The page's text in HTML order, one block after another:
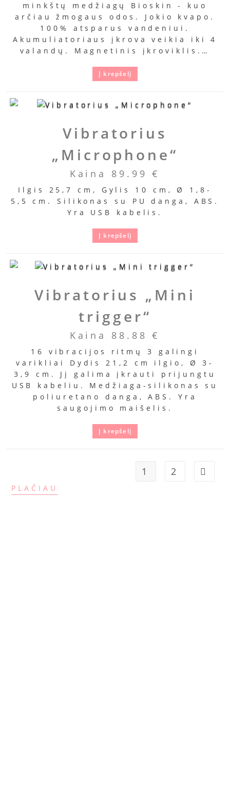
minkštų medžiagų Bioskin - kuo
arčiau žmogaus odos. Jokio kvapo.
100% atsparus vandeniui.
Akumuliatoriaus įkrova veikia iki 4
valandų. Magnetinis įkroviklis.…
Į krepšelį
Vibratorius
„Microphone“
Kaina 89.99€
Ilgis 25,7 cm, Gylis 10 cm, Ø 1,8-
5,5 cm. Silikonas su PU danga, ABS.
Yra USB kabelis.
Į krepšelį
Vibratorius „Mini
trigger“
Kaina 88.88€
16 vibracijos ritmų 3 galingi
varikliai Dydis 21,2 cm ilgio, Ø 3-
3,9 cm. Jį galima įkrauti prijungtu
USB kabeliu. Medžiaga-silikonas su
poliuretano danga, ABS. Yra
saugojimo maišelis.
Į krepšelį
1 2
PLAČIAU